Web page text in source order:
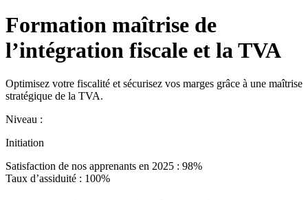
Formation maîtrise de
l’intégration fiscale et la TVA
Optimisez votre fiscalité et sécurisez vos marges grâce à une maîtrise
stratégique de la TVA.
Niveau :
Initiation
Satisfaction de nos apprenants en 2025 : 98%
Taux d’assiduité : 100%